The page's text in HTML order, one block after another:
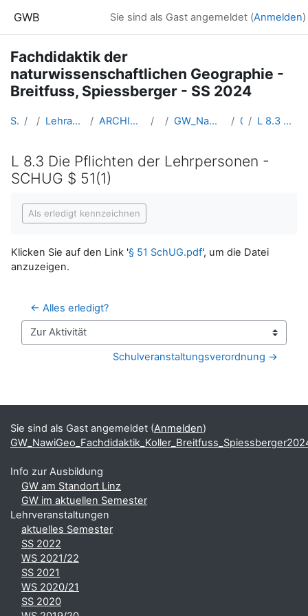
GWB Sie sind als Gast angemeldet (Anmelden)
Fachdidaktik der
naturwissenschaftlichen Geographie -
Breitfuss, Spiessberger - SS 2024
Startseite Kurse Lehramtsausbildung GW im Cluster Österreich Mitte ARCHIV - Lehrveranstaltungen am Standort Linz - seit 2016 SS_2024 GW_NawiGeo_Fachdidaktik_Koller_Breitfuss_Spiessberger2024ss 08b: 25.04. L 8.3 Die Pflichten der Lehrpersonen - SCHUG $ 51(1)
L 8.3 Die Pflichten der Lehrpersonen -
SCHUG $ 51(1)
Als erledigt kennzeichnen
Klicken Sie auf den Link '§ 51 SchUG.pdf', um die Datei
anzuzeigen.
← Alles erledigt?
Zur Aktivität
Schulveranstaltungsverordnung →
Ergänzungsblöcke
Sie sind als Gast angemeldet (Anmelden)
Info zur Ausbildung
GW am Standort Linz
GW im aktuellen Semester
Lehrveranstaltungen
aktuelles Semester
SS 2022
WS 2021/22
SS 2021
WS 2020/21
SS 2020